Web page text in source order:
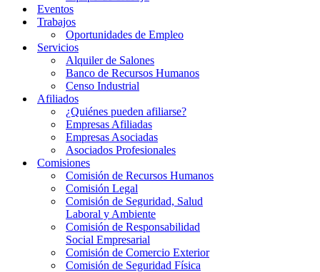
Eventos
Trabajos
Oportunidades de Empleo
Servicios
Alquiler de Salones
Banco de Recursos Humanos
Censo Industrial
Afiliados
¿Quiénes pueden afiliarse?
Empresas Afiliadas
Empresas Asociadas
Asociados Profesionales
Comisiones
Comisión de Recursos Humanos
Comisión Legal
Comisión de Seguridad, Salud
Laboral y Ambiente
Comisión de Responsabilidad
Social Empresarial
Comisión de Comercio Exterior
Comisión de Seguridad Física